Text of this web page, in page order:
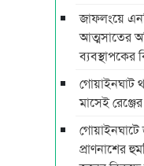
জাফলংয়ে
আত্মসাতের
ব্যবস্থাপকের
গোয়াইনঘাট
মাসেই
প্রাণনাশের